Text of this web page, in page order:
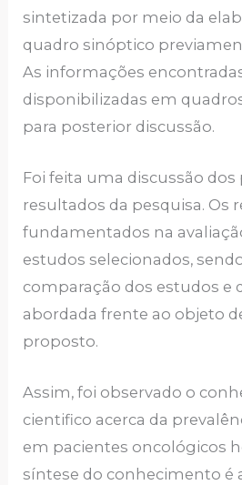
sintetizada por meio da
quadro sinóptico
As informações
disponibilizadas em
para posterior discussão.
Foi feita uma discussão dos
resultados da pesquisa. Os
fundamentados na
estudos selecionados,
comparação dos estudos e
abordada frente ao objeto
proposto.
Assim, foi observado o
cientifico acerca da
em pacientes oncológicos
síntese do conhecimento é